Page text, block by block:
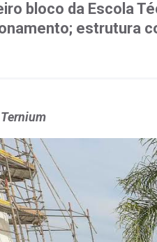
bloco da Escola
estrutura